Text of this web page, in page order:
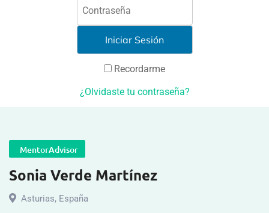
Recordarme
¿Olvidaste tu contraseña?
MentorAdvisor
Sonia Verde Martínez
Asturias, España